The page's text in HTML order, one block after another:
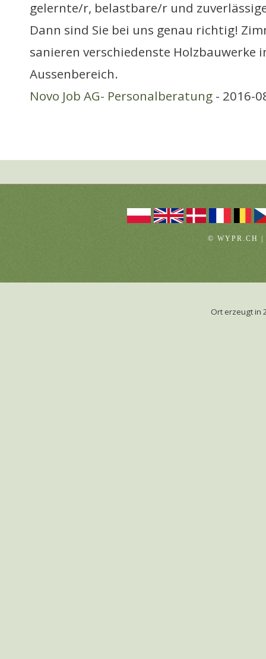
gelernte/r, belastbare/r und
Dann sind Sie bei uns genau richtig!
sanieren verschiedenste Holzbauwerke
Aussenbereich.
Novo Job AG- Personalberatung - 2016-
© WYPR.CH
Ort erzeugt in